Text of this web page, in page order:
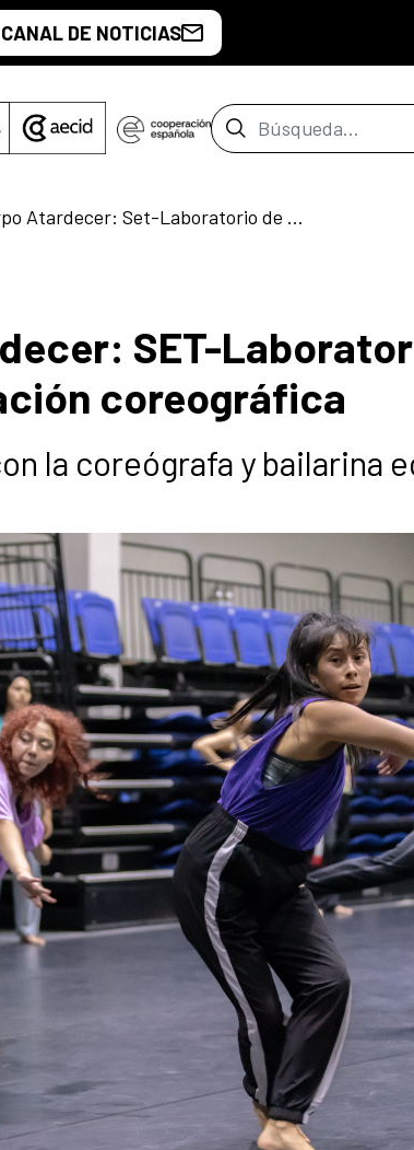
DE NOTICIAS
Barra de
Cuerpo Atardecer: Set-Laboratorio de experimentación coreográfica
SET-
coreográfica
la coreógrafa y bailarina